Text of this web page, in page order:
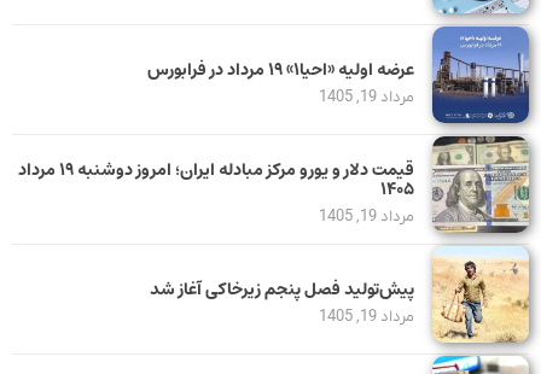
عرضه اولیه «احیا۱» ۱۹ مرداد در فرابورس
مرداد 19, 1405
قیمت دلار و یورو مرکز مبادله ایران؛ امروز دوشنبه ۱۹ مرداد
۱۴۰۵
مرداد 19, 1405
پیش‌تولید فصل پنجم زیرخاکی آغاز شد
مرداد 19, 1405